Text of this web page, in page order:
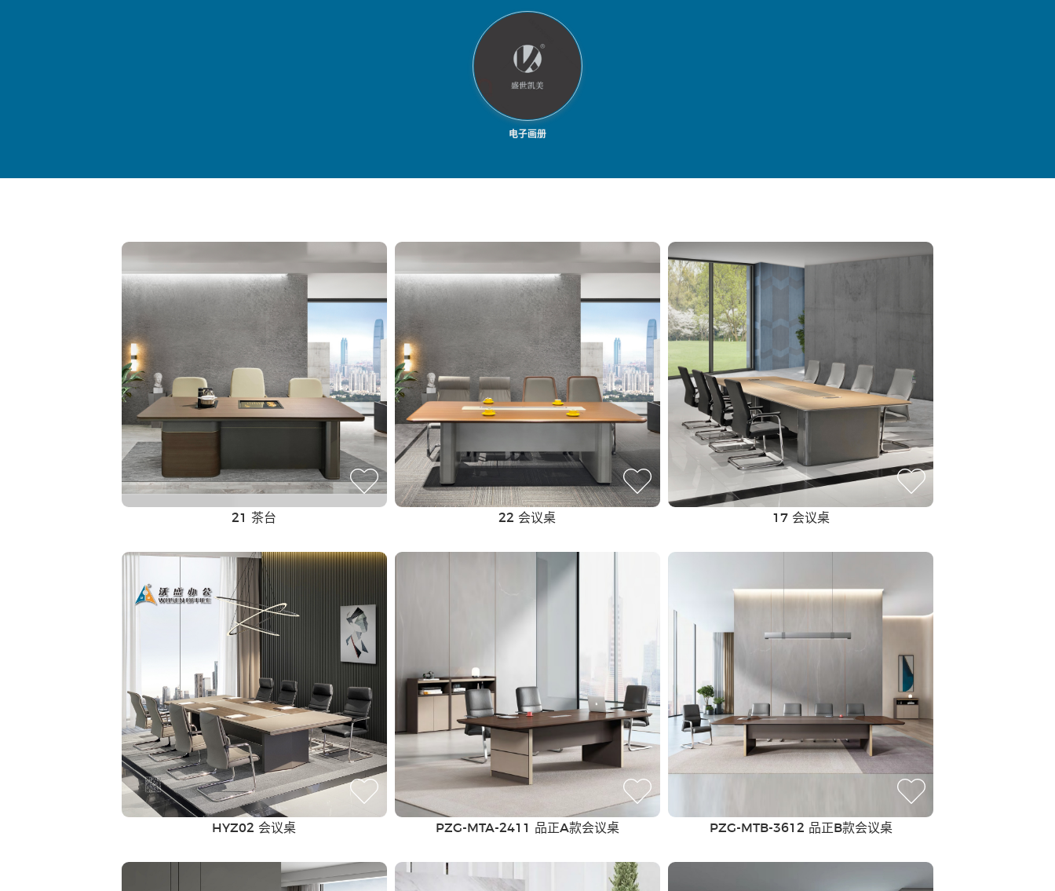
新中式家具 油漆家具 板式家具
沙发 茶几 会议室家具 办公座椅
钢制家具
电子画册
21 茶台 22 会议桌 17 会议桌
HYZ02 会议桌 PZG-MTA-2411 品正A款会议桌 PZG-MTB-3612 品正B款会议桌